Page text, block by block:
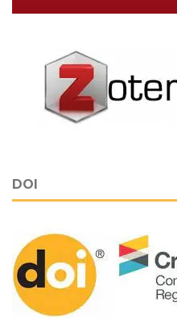
DOI